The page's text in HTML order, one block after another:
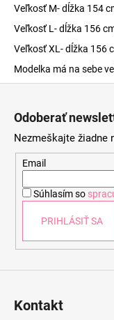
Veľkosť M- dĺžka 154
Veľkosť L- dĺžka 156
Veľkosť XL- dĺžka 156
Modelka má na sebe
Odoberať
Nezmeškajte žiadne
Email
Súhlasím so
PRIHLÁSIŤ SA
Kontakt